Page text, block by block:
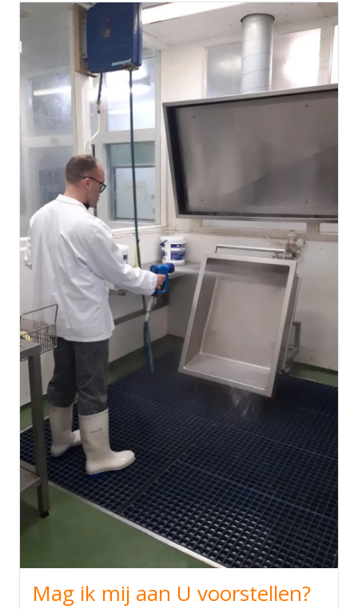
Mag ik mij aan U voorstellen?